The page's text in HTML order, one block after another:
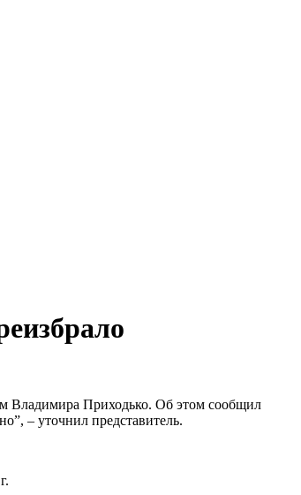
Владимира Приходько. Об этом сообщил
– уточнил представитель.